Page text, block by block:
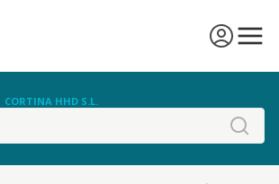
CORTINA HHD S.L.